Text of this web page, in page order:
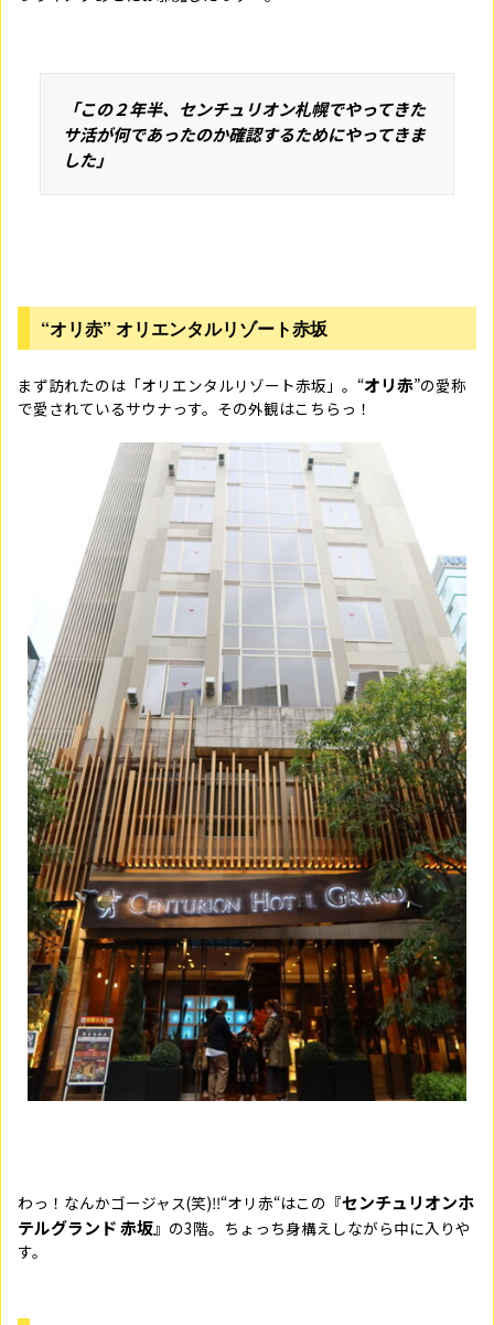
「この２年半、センチュリオン札幌でやってきた
サ活が何であったのか確認するためにやってきま
した」
“オリ赤” オリエンタルリゾート赤坂
まず訪れたのは「オリエンタルリゾート赤坂」。“オリ赤”の愛称
で愛されているサウナっす。その外観はこちらっ！
わっ！なんかゴージャス(笑)‼“オリ赤“はこの『センチュリオンホ
テルグランド 赤坂』の3階。ちょっち身構えしながら中に入りや
す。